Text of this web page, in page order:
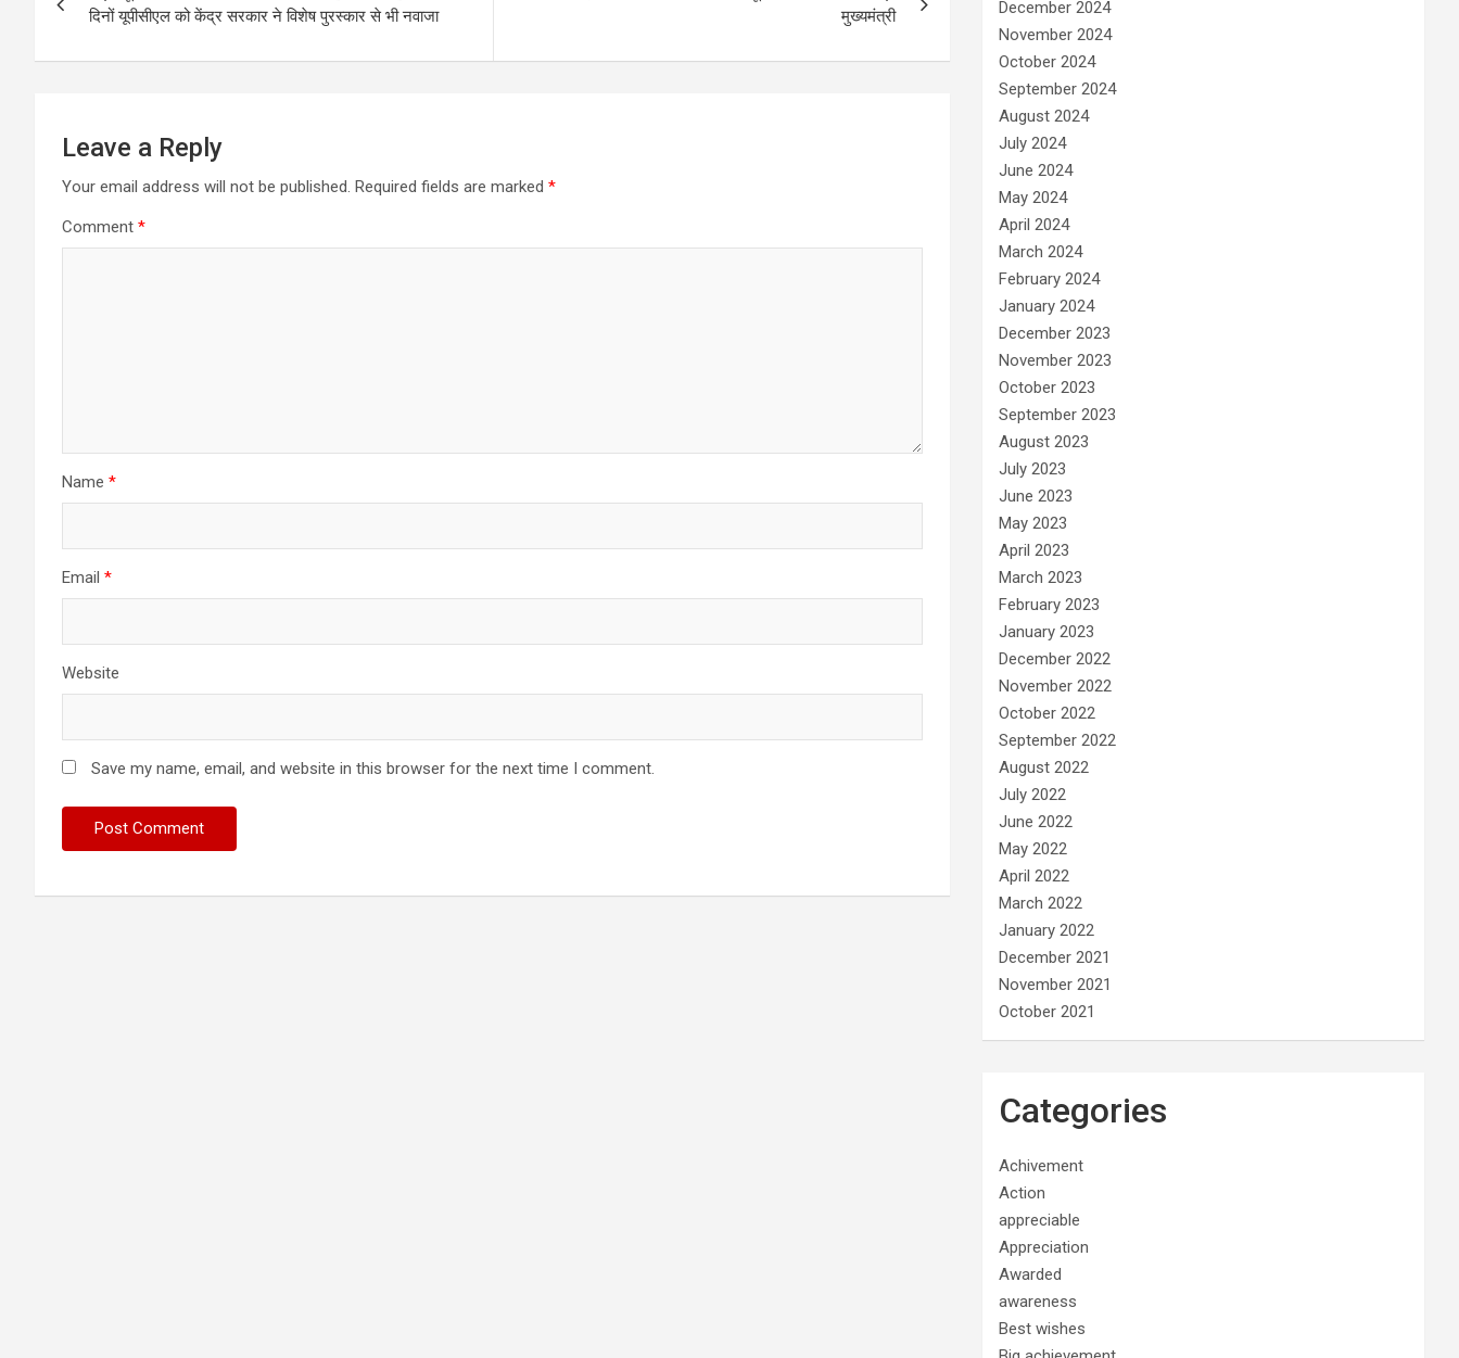
o
k
p
p
navigation
दिनों यूपीसीएल को केंद्र सरकार ने विशेष पुरस्कार से भी नवाजा
मुख्यमंत्री
Leave a Reply
Your email address will not be published. Required fields are marked *
Comment *
Name *
Email *
Website
Save my name, email, and website in this browser for the next time I comment.
December 2024
November 2024
October 2024
September 2024
August 2024
July 2024
June 2024
May 2024
April 2024
March 2024
February 2024
January 2024
December 2023
November 2023
October 2023
September 2023
August 2023
July 2023
June 2023
May 2023
April 2023
March 2023
February 2023
January 2023
December 2022
November 2022
October 2022
September 2022
August 2022
July 2022
June 2022
May 2022
April 2022
March 2022
January 2022
December 2021
November 2021
October 2021
Categories
Achivement
Action
appreciable
Appreciation
Awarded
awareness
Best wishes